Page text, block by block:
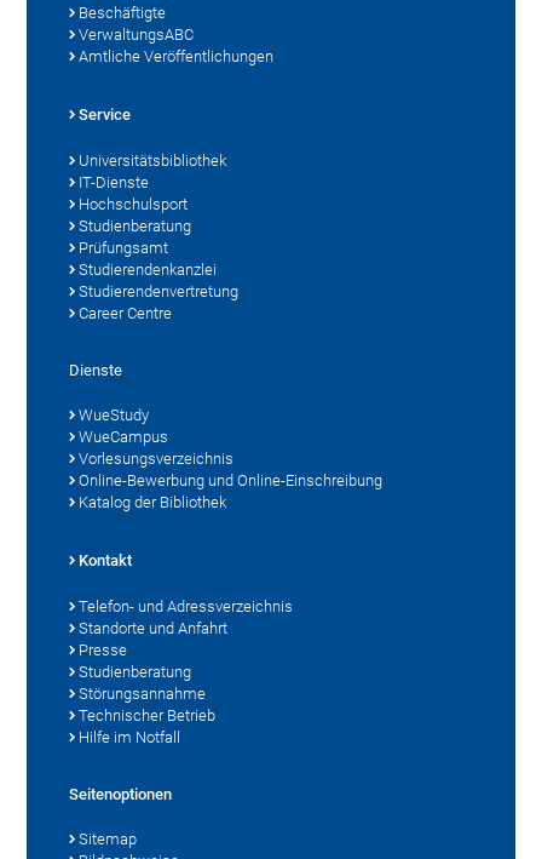
Beschäftigte
VerwaltungsABC
Amtliche Veröffentlichungen
Service
Universitätsbibliothek
IT-Dienste
Hochschulsport
Studienberatung
Prüfungsamt
Studierendenkanzlei
Studierendenvertretung
Career Centre
Dienste
WueStudy
WueCampus
Vorlesungsverzeichnis
Online-Bewerbung und Online-Einschreibung
Katalog der Bibliothek
Kontakt
Telefon- und Adressverzeichnis
Standorte und Anfahrt
Presse
Studienberatung
Störungsannahme
Technischer Betrieb
Hilfe im Notfall
Seitenoptionen
Sitemap